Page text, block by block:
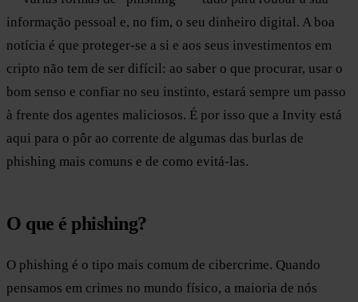
informação pessoal e, no fim, o seu dinheiro digital. A boa
notícia é que proteger-se a si e aos seus investimentos em
cripto não tem de ser difícil: ao saber o que procurar, usar o
bom senso e confiar no seu instinto, estará sempre um passo
à frente dos agentes maliciosos. É por isso que a Invity está
aqui para o pôr ao corrente de algumas das burlas de
phishing mais comuns e de como evitá-las.
O que é phishing?
O phishing é o tipo mais comum de cibercrime. Quando
pensamos em crimes no mundo físico, a maioria de nós